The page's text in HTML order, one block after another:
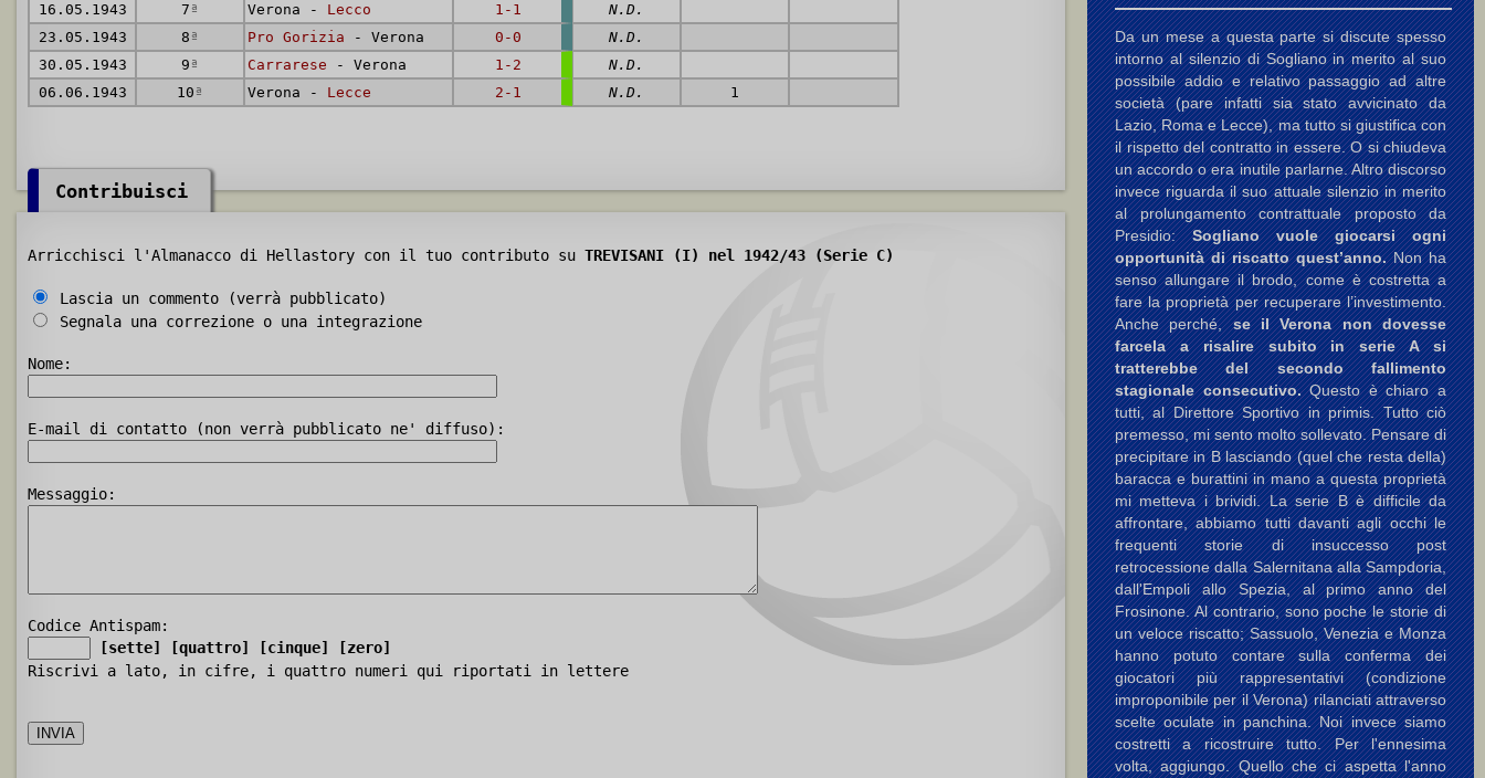
16.05.1943
7 ª Verona - Lecco 1-1
N.D.
23.05.1943
8 ª Pro Gorizia - Verona 0-0
N.D.
30.05.1943
9 ª Carrarese - Verona 1-2
N.D.
06.06.1943
10 ª Verona - Lecce 2-1 N.D. 1
Contribuisci
Arricchisci l'Almanacco di Hellastory con il tuo contributo su TREVISANI (I) nel 1942/43 (Serie C)
Lascia un commento (verrà pubblicato)
Segnala una correzione o una integrazione
Nome:
E-mail di contatto (non verrà pubblicato ne' diffuso):
Messaggio:
Codice Antispam:
[sette]
[quattro] [cinque]
[zero]
Riscrivi a lato, in cifre, i quattro numeri qui riportati in lettere
Da un mese a questa parte si discute spesso
intorno al silenzio di Sogliano in merito al suo
possibile addio e relativo passaggio ad altre
società (pare infatti sia stato avvicinato da
Lazio, Roma e Lecce), ma tutto si giustifica con
il rispetto del contratto in essere. O si chiudeva
un accordo o era inutile parlarne. Altro discorso
invece riguarda il suo attuale silenzio in merito
al prolungamento contrattuale proposto da
Presidio:Sogliano vuole giocarsi ogni
opportunità di riscatto quest’anno.Non ha
senso allungare il brodo, come è costretta a
fare la proprietà per recuperare l’investimento.
Anche perché,se il Verona non dovesse
farcela a risalire subito in serie A si
tratterebbe del secondo fallimento
stagionale consecutivo.Questo è chiaro a
tutti, al Direttore Sportivo in primis. Tutto ciò
premesso, mi sento molto sollevato. Pensare di
precipitare in B lasciando (quel che resta della)
baracca e burattini in mano a questa proprietà
mi metteva i brividi. La serie B è difficile da
affrontare, abbiamo tutti davanti agli occhi le
frequenti storie di insuccesso post
retrocessione dalla Salernitana alla Sampdoria,
dall'Empoli allo Spezia, al primo anno del
Frosinone. Al contrario, sono poche le storie di
un veloce riscatto; Sassuolo, Venezia e Monza
hanno potuto contare sulla conferma dei
giocatori più rappresentativi (condizione
improponibile per il Verona) rilanciati attraverso
scelte oculate in panchina. Noi invece siamo
costretti a ricostruire tutto. Per l'ennesima
volta, aggiungo. Quello che ci aspetta l'anno